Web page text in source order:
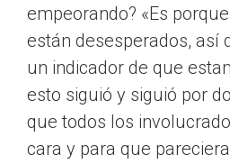
empeorando? «Es
están desesperados, así
un indicador de que
esto siguió y siguió por
que todos los
cara y para que